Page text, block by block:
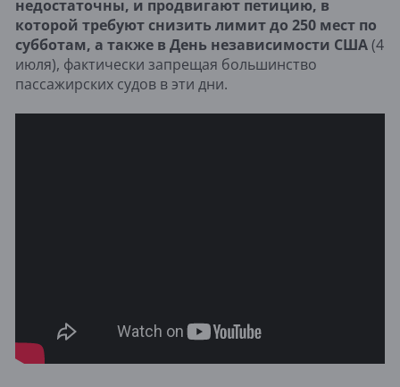
недостаточны, и продвигают петицию, в
которой требуют снизить лимит до 250 мест по
субботам, а также в День независимости США(4
июля), фактически запрещая большинство
пассажирских судов в эти дни.